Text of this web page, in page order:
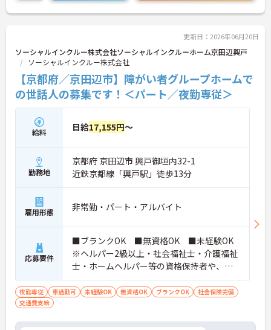
い！
更新日：2026年06月20日
ソーシャルインクルー株式会社ソーシャルインクルーホーム京田辺興戸
ソーシャルインクルー株式会社
【京都府／京田辺市】障がい者グループホームで
の世話人の募集です！＜パート／夜勤専従＞
給料 日給17,155円～
勤務地
京都府 京田辺市 興戸御垣内32-1
近鉄京都線「興戸駅」徒歩13分
雇用形態 非常勤・パート・アルバイト
応募要件
■ブランクOK ■無資格OK ■未経験OK
※ヘルパー2級以上・社会福祉士・介護福祉
士・ホームヘルパー等の資格保持者や、福
祉系業務経験者、障害者支援施設経験者、
生活支援員、障害者支援員、就労支援員、
夜勤専従 車通勤可 未経験OK 無資格OK ブランクOK
社会保険完備
交通費支給